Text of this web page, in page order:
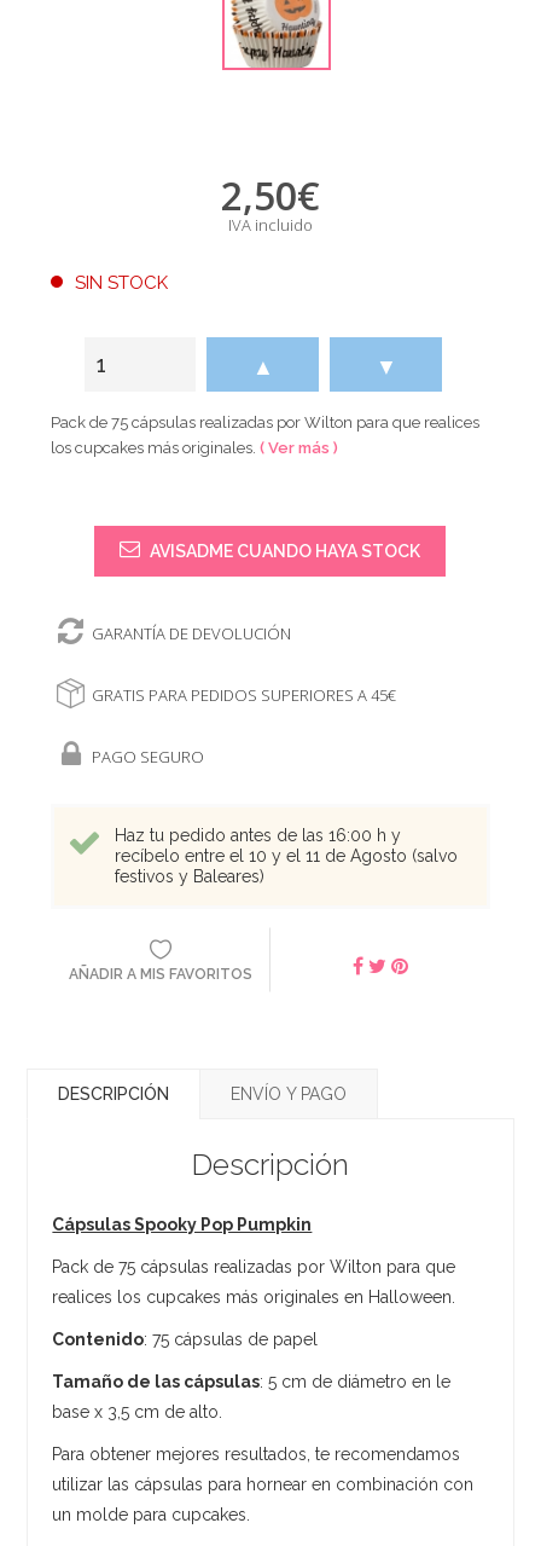
2,50€
IVA incluido
SIN STOCK
▲ ▼
Pack de 75 cápsulas realizadas por Wilton para que realices
los cupcakes más originales.( Ver más )
AVISADME CUANDO HAYA STOCK
GARANTÍA DE DEVOLUCIÓN
GRATIS PARA PEDIDOS SUPERIORES A 45€
PAGO SEGURO
Haz tu pedido antes de las 16:00 h y
recíbelo entre el 10 y el 11 de Agosto (salvo
festivos y Baleares)
AÑADIR A MIS FAVORITOS
DESCRIPCIÓN ENVÍO Y PAGO
Descripción
Cápsulas Spooky Pop Pumpkin
Pack de 75 cápsulas realizadas por Wilton para que
realices los cupcakes más originales en Halloween.
Contenido: 75 cápsulas de papel
Tamaño de las cápsulas: 5 cm de diámetro en le
base x 3,5 cm de alto.
Para obtener mejores resultados, te recomendamos
utilizar las cápsulas para hornear en combinación con
un molde para cupcakes.